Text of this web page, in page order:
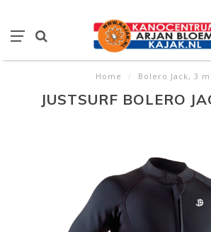
Home / Bolero Jack, 3
JUSTSURF BOLERO